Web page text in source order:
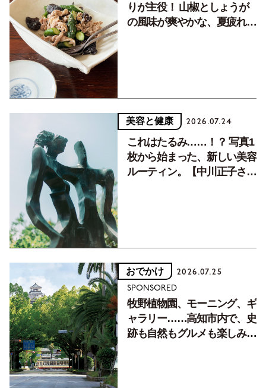
りが主役！ 山椒としょうが
の風味が爽やかな、夏疲れを
美容と健康 2026.07.24
これはたるみ……！？ 写真1
枚から始まった、新しい美容
ルーティン。【中川正子さん
おでかけ 2026.07.25
SPONSORED
牧野植物園、モーニング、ギ
ャラリー……高知市内で、史
跡も自然もグルメも楽しみ尽